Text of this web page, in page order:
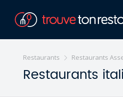
Restaurants Restaurants
Restaurants